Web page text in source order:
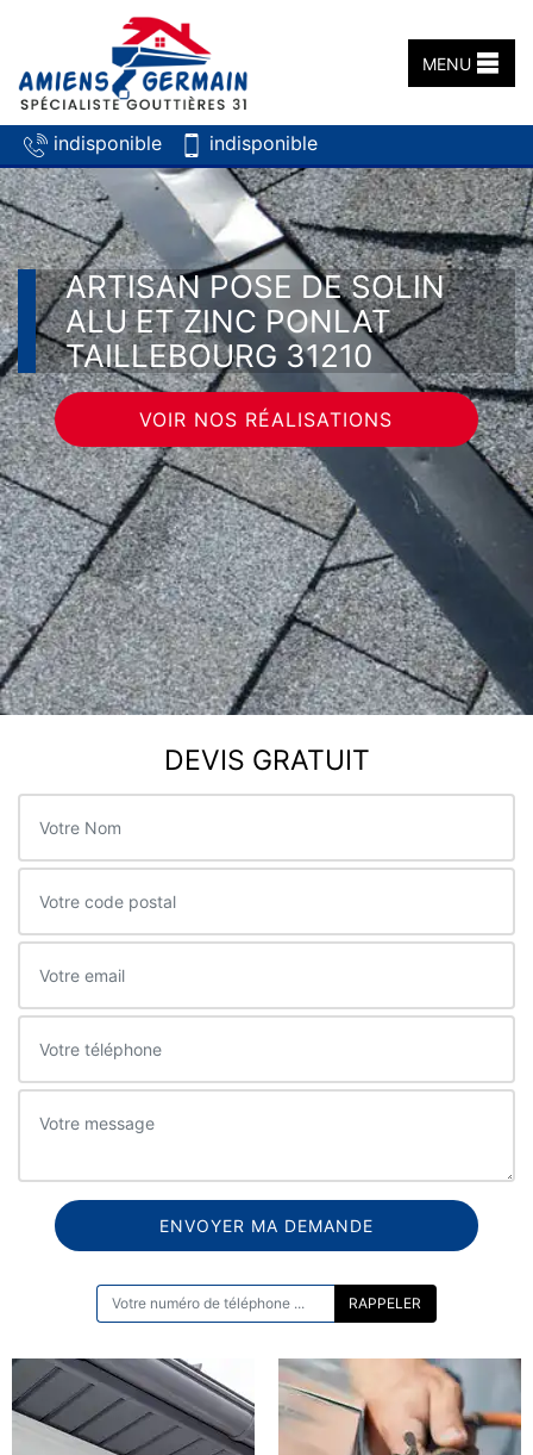
indisponible indisponible
MENU
ARTISAN POSE DE SOLIN
ALU ET ZINC PONLAT
TAILLEBOURG 31210
VOIR NOS RÉALISATIONS
DEVIS GRATUIT